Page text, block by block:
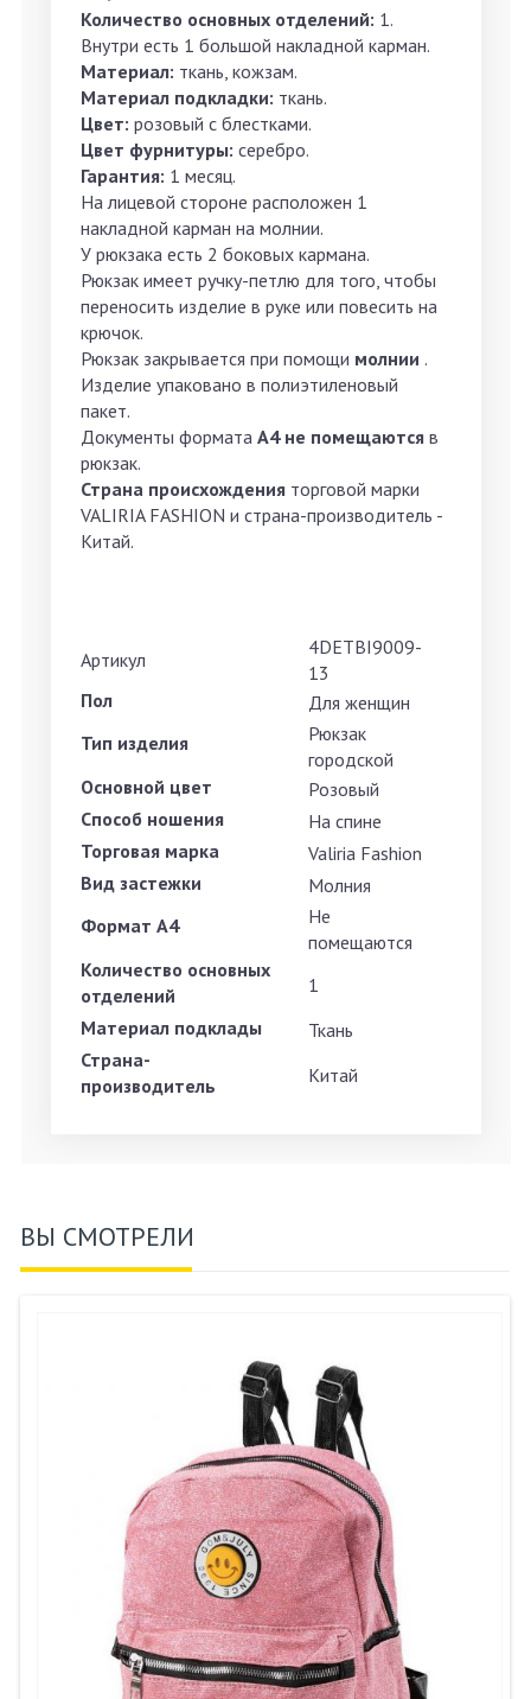
Количество основных отделений: 1.
Внутри есть 1 большой накладной карман.
Материал: ткань, кожзам.
Материал подкладки: ткань.
Цвет: розовый с блестками.
Цвет фурнитуры: серебро.
Гарантия: 1 месяц.
На лицевой стороне расположен 1
накладной карман на молнии.
У рюкзака есть 2 боковых кармана.
Рюкзак имеет ручку-петлю для того, чтобы
переносить изделие в руке или повесить на
крючок.
Рюкзак закрывается при помощи молнии .
Изделие упаковано в полиэтиленовый
пакет.
Документы формата А4 не помещаются в
рюкзак.
Страна происхождения торговой марки
VALIRIA FASHION и страна-производитель -
Китай.
Артикул
4DETBI9009-
13
Пол
Для женщин
Тип изделия
Рюкзак
городской
Основной цвет
Розовый
Способ ношения
На спине
Торговая марка
Valiria Fashion
Вид застежки
Молния
Формат А4
Не
помещаются
Количество основных
отделений
1
Материал подклады
Ткань
Страна-
производитель
Китай
ВЫ СМОТРЕЛИ